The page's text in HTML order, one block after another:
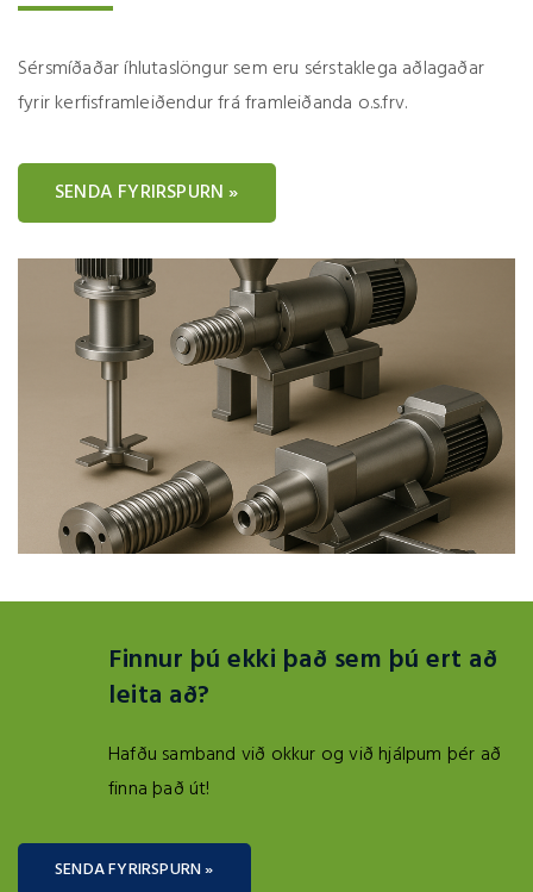
Sérsmíðaðar íhlutaslöngur sem eru sérstaklega aðlagaðar
fyrir kerfisframleiðendur frá framleiðanda o.s.frv.
SENDA FYRIRSPURN »
Finnur þú ekki það sem þú ert að
leita að?
Hafðu samband við okkur og við hjálpum þér að
finna það út!
SENDA FYRIRSPURN »